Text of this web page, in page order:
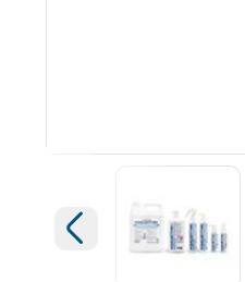
Предыдущий слайд
Открыть изображение
Увеличить